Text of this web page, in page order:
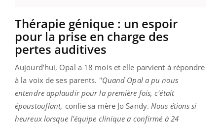
Thérapie génique : un espoir
pour la prise en charge des
pertes auditives
Aujourd’hui, Opal a 18 mois et elle parvient à répondre
à la voix de ses parents. "Quand Opal a pu nous
entendre applaudir pour la première fois, c'était
époustouflant, confie sa mère Jo Sandy. Nous étions si
heureux lorsque l'équipe clinique a confirmé à 24